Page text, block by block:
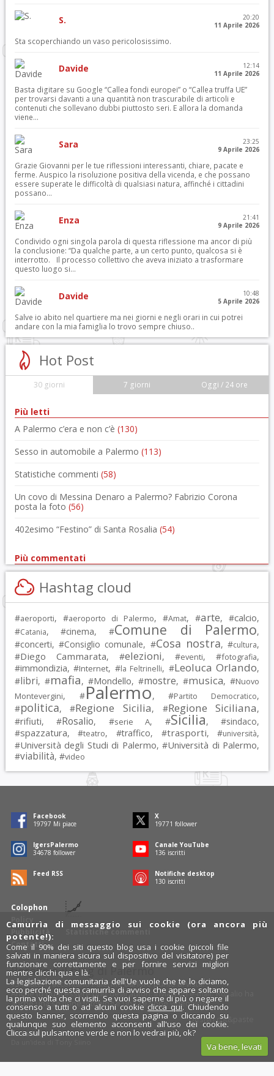
S.
20:20
11 Aprile 2026
Sta scoperchiando un vaso pericolosissimo.
Davide
12:14
11 Aprile 2026
Basta digitare su Google “Callea fondi europei” o “Callea truffa UE”
per trovarsi davanti a una quantità non trascurabile di articoli e
contenuti che sollevano dubbi piuttosto seri. E allora la domanda
viene...
Sara
23:25
9 Aprile 2026
Grazie Giovanni per le tue riflessioni interessanti, chiare, pacate e
ferme. Auspico la risoluzione positiva della vicenda, e che possano
essere superate le difficoltà di qualsiasi natura, affinché i cittadini
possano...
Enza
21:41
9 Aprile 2026
Condivido ogni singola parola di questa riflessione ma ancor di più
la conclusione: “Da qualche parte, a un certo punto, qualcosa si è
interrotto. Il processo collettivo che aveva iniziato a trasformare
questo luogo si...
Davide
10:48
5 Aprile 2026
Salve io abito nel quartiere ma nei giorni e negli orari in cui potrei
andare con la mia famiglia lo trovo sempre chiuso..
Hot Post
30 giorni 7 giorni Oggi / 24 ore
Più letti
A Palermo c’era e non c’è (130)
Sesso in automobile a Palermo (113)
Statistiche commenti (58)
Un covo di Messina Denaro a Palermo? Fabrizio Corona
posta la foto (56)
402esimo “Festino” di Santa Rosalia (54)
Più commentati
Hashtag cloud
#aeroporti, #aeroporto di Palermo, #Amat, #arte, #calcio,
#Catania, #cinema, #Comune di Palermo,
#concerti, #Consiglio comunale, #Cosa nostra, #cultura,
#Diego Cammarata, #elezioni, #eventi, #fotografia,
#immondizia, #Internet, #la Feltrinelli, #Leoluca Orlando,
#libri, #mafia, #Mondello, #mostre, #musica, #Nuovo
Montevergini, #Palermo, #Partito Democratico,
#politica, #Regione Sicilia, #Regione Siciliana,
#rifiuti, #Rosalio, #serie A, #Sicilia, #sindaco,
#spazzatura, #teatro, #traffico, #trasporti, #università,
#Università degli Studi di Palermo, #Università di Palermo,
#viabilità, #video
Colophon
Policy
Pubblicità
Contatti
Statistiche commenti
Facebook
19797 Mi piace
X
19771 follower
IgersPalermo
34678 follower
Canale YouTube
136 iscritti
Feed RSS
Notifiche desktop
130 iscritti
Rosalio è il blog di Palermo
754 autoriraccontano Palermo dal loro punto di vista.
Anche tu puoi essere uno degli autori: inviaci un' e-mail. Rosalio ha
anche una sezionefotobloge una sezionevideoblog.
Designcut&paste
Rosalio.it
x
Instagram
Camurrìa di messaggio sui cookie (ora ancora più
potente!):
Come il 90% dei siti questo blog usa i cookie (piccoli file
salvati in maniera sicura sul dispositivo del visitatore) per
funzionare correttamente e per fornire servizi migliori
mentre clicchi qua e là.
La legislazione comunitaria dell'Ue vuole che te lo diciamo,
ecco perché questa camurrìa di avviso che appare soltanto
la prima volta che ci visiti. Se vuoi saperne di più o negare il
consenso a tutti o ad alcuni cookie clicca qui. Chiudendo
questo banner, scorrendo questa pagina o cliccando su
qualunque suo elemento acconsenti all'uso dei cookie.
Clicca sul pulsantone verde e non lo vedrai più, ok?
Va bene, levati